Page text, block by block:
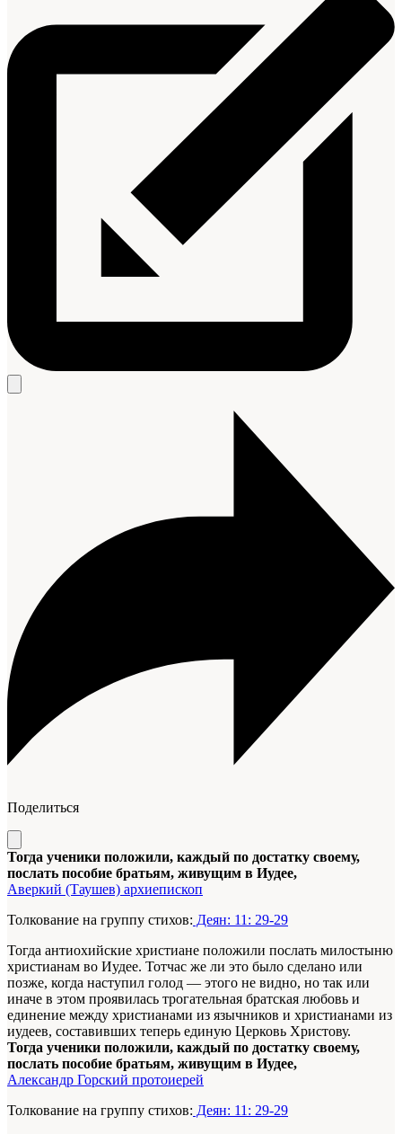
Поделиться
Тогда ученики положили, каждый по достатку своему,
послать пособие братьям, живущим в Иудее,
Аверкий (Таушев) архиепископ
Толкование на группу стихов: Деян: 11: 29-29
Тогда антиохийские христиане положили послать милостыню
христианам во Иудее. Тотчас же ли это было сделано или
позже, когда наступил голод — этого не видно, но так или
иначе в этом проявилась трогательная братская любовь и
единение между христианами из язычников и христианами из
иудеев, составивших теперь единую Церковь Христову.
Тогда ученики положили, каждый по достатку своему,
послать пособие братьям, живущим в Иудее,
Александр Горский протоиерей
Толкование на группу стихов: Деян: 11: 29-29